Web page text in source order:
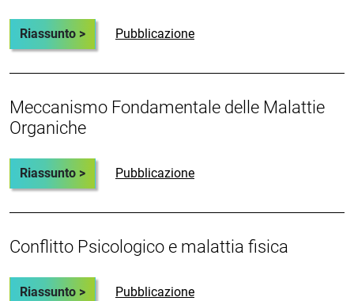
Riassunto > Pubblicazione
Meccanismo Fondamentale delle Malattie
Organiche
Riassunto > Pubblicazione
Conflitto Psicologico e malattia fisica
Riassunto > Pubblicazione